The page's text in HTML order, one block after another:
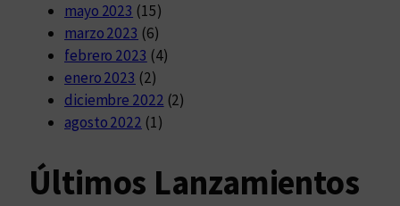
mayo 2023 (15)
marzo 2023 (6)
febrero 2023 (4)
enero 2023 (2)
diciembre 2022 (2)
agosto 2022 (1)
Últimos Lanzamientos